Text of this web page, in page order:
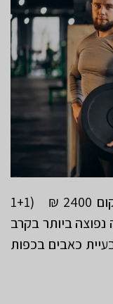
מדרסים מאוחדת 750 ₪ בלבד במקום 2400 ₪ (1+1
נפוצה ביותר בקרב
כאבים בכפות